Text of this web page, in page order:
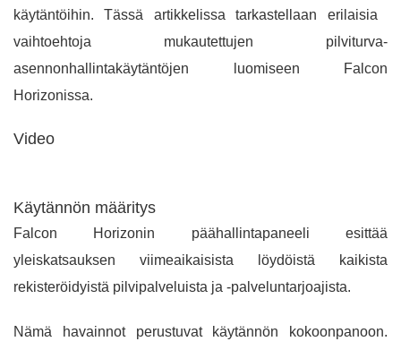
käytäntöihin. Tässä artikkelissa tarkastellaan erilaisia ​​
vaihtoehtoja mukautettujen pilviturva-
asennonhallintakäytäntöjen luomiseen Falcon
Horizonissa.
Video
Käytännön määritys
Falcon Horizonin päähallintapaneeli esittää
yleiskatsauksen viimeaikaisista löydöistä kaikista
rekisteröidyistä pilvipalveluista ja -palveluntarjoajista.
Nämä havainnot perustuvat käytännön kokoonpanoon.